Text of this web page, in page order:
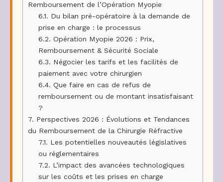
Remboursement de l’Opération Myopie
6.1. Du bilan pré-opératoire à la demande de
prise en charge : le processus
6.2. Opération Myopie 2026 : Prix,
Remboursement & Sécurité Sociale
6.3. Négocier les tarifs et les facilités de
paiement avec votre chirurgien
6.4. Que faire en cas de refus de
remboursement ou de montant insatisfaisant
?
7. Perspectives 2026 : Évolutions et Tendances
du Remboursement de la Chirurgie Réfractive
7.1. Les potentielles nouveautés législatives
ou réglementaires
7.2. L’impact des avancées technologiques
sur les coûts et les prises en charge